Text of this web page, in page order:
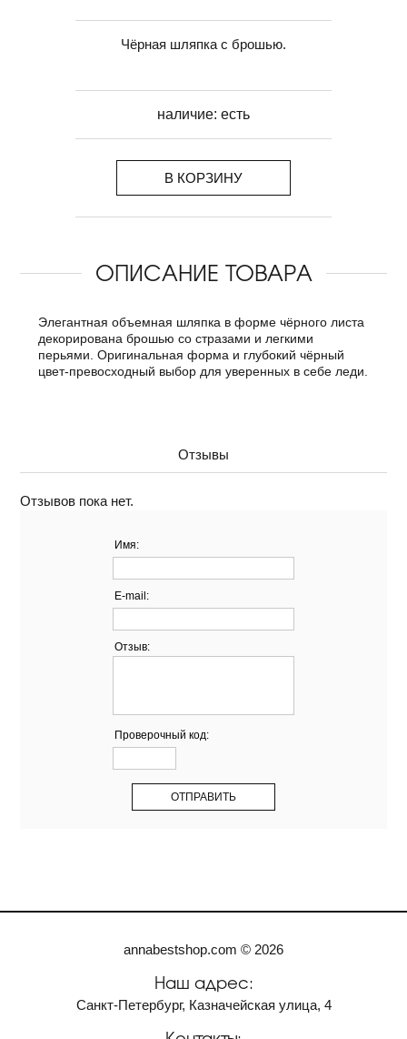
Чёрная шляпка с брошью.
наличие: есть
В КОРЗИНУ
ОПИСАНИЕ ТОВАРА
Элегантная объемная шляпка в форме чёрного листа
декорирована брошью со стразами и легкими
перьями. Оригинальная форма и глубокий чёрный
цвет-превосходный выбор для уверенных в себе леди.
Отзывы
Отзывов пока нет.
Имя:
E-mail:
Отзыв:
Проверочный код:
annabestshop.com © 2026
Наш адрес:
Санкт-Петербург, Казначейская улица, 4